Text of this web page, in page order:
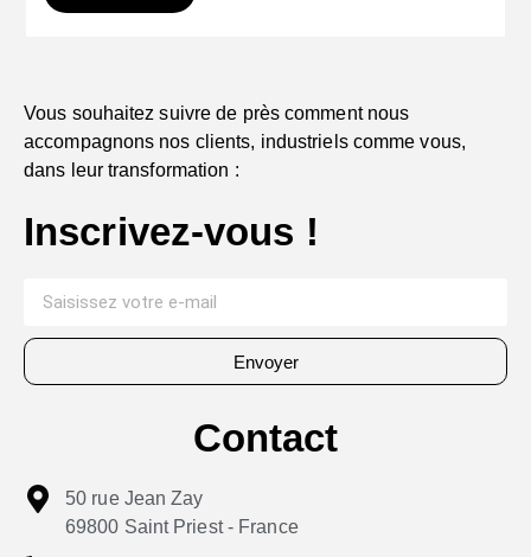
Vous souhaitez suivre de près comment nous
accompagnons nos clients, industriels comme vous,
dans leur transformation :
Inscrivez-vous !
Envoyer
Contact
50 rue Jean Zay
69800 Saint Priest - France